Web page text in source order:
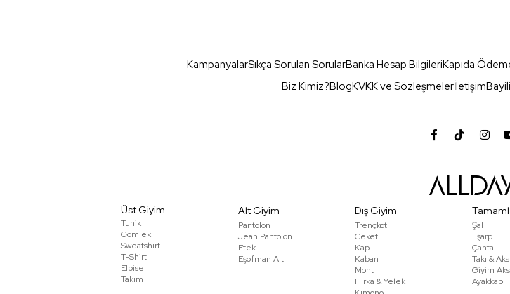
KampanyalarSıkça Sorulan SorularBanka Hesap BilgileriKapıda
Biz Kimiz?BlogKVKK ve Sözleşmelerİletişim
Üst Giyim
Tunik
Gömlek
Sweatshirt
T-Shirt
Elbise
Takım
Alt Giyim
Pantolon
Jean Pantolon
Etek
Eşofman Altı
Dış Giyim
Trençkot
Ceket
Kap
Kaban
Mont
Hırka & Yelek
Şal
Eşarp
Çanta
Takı &
Giyim
Ayakkabı